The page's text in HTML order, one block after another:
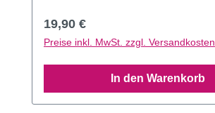
Regulärer Preis:
19,90 €
Preise inkl. MwSt. zzgl. Versandkosten
In den Warenkorb